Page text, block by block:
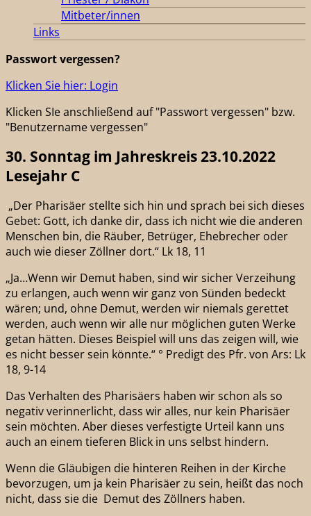
Mitbeter/innen
Links
Passwort vergessen?
Klicken Sie hier: Login
Klicken SIe anschließend auf "Passwort vergessen" bzw.
"Benutzername vergessen"
30. Sonntag im Jahreskreis 23.10.2022
Lesejahr C
„Der Pharisäer stellte sich hin und sprach bei sich dieses
Gebet: Gott, ich danke dir, dass ich nicht wie die anderen
Menschen bin, die Räuber, Betrüger, Ehebrecher oder
auch wie dieser Zöllner dort.“ Lk 18, 11
„Ja…Wenn wir Demut haben, sind wir sicher Verzeihung
zu erlangen, auch wenn wir ganz von Sünden bedeckt
wären; und, ohne Demut, werden wir niemals gerettet
werden, auch wenn wir alle nur möglichen guten Werke
getan hätten. Dieses Beispiel will uns das zeigen will, wie
es nicht besser sein könnte.“ ° Predigt des Pfr. von Ars: Lk
18, 9-14
Das Verhalten des Pharisäers haben wir schon als so
negativ verinnerlicht, dass wir alles, nur kein Pharisäer
sein möchten. Aber dieses verfestigte Urteil kann uns
auch an einem tieferen Blick in uns selbst hindern.
Wenn die Gläubigen die hinteren Reihen in der Kirche
bevorzugen, um ja kein Pharisäer zu sein, heißt das noch
nicht, dass sie die Demut des Zöllners haben.